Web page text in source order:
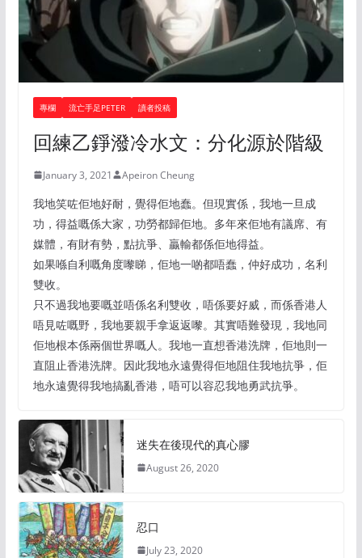
專欄 流亡手足PETER 讀者投稿
回練乙錚潑冷水文：分化源於階級
January 3, 2021 Apeiron Cheung
我地笑咗佢地好耐，覺得佢地蠢。但現實係，我地一旦成
功，得益嘅係大家，功勞都歸佢地。多年來佢地有議席、有
媒體，有財有勢，點抗爭、贏輸都係佢地得益。
如果喺自利嘅角度嚟睇，佢地一啲都唔蠢，仲好成功，名利
雙收。
只不過我地要嘅並唔係名利雙收，唔係要好威，而係香港人
唔見咗嘅野，我地要親手拿返返嚟。其實唔難發現，我地同
佢地根本係兩個世界嘅人。我地一直想香港洗牌，佢地則一
直阻止香港洗牌。因此我地永遠覺得佢地阻住我地抗爭，佢
地永遠覺得我地搞亂香港，唔可以容忍我地勇武抗爭。
迷失在後現代的真心膠
August 26, 2020
忍口
July 23, 2020